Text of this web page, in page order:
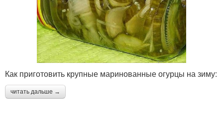
Как приготовить крупные маринованные огурцы на зиму:
читать дальше →